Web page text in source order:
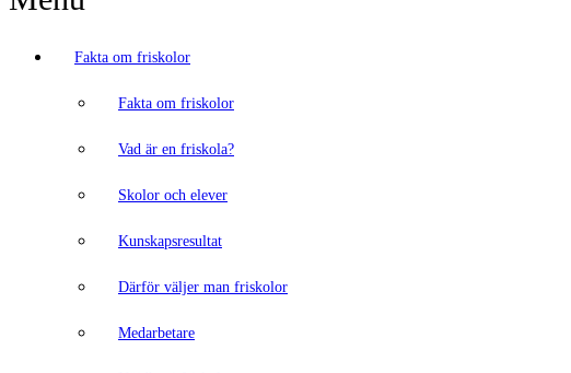
Fakta om friskolor
Fakta om friskolor
Vad är en friskola?
Skolor och elever
Kunskapsresultat
Därför väljer man friskolor
Medarbetare